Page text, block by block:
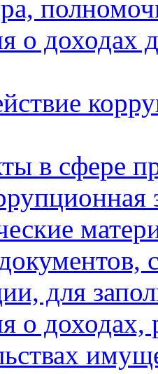
о доходах
в сфере
для
о доходах,